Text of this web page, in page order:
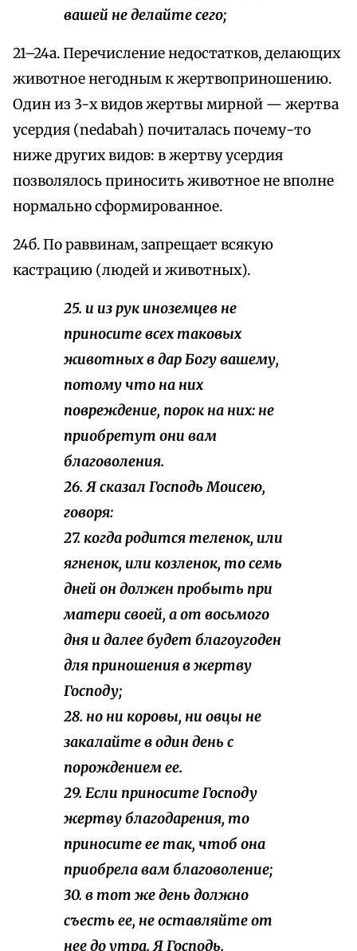
вашей не делайте сего;
21–24а. Перечисление недостатков, делающих
животное негодным к жертвоприношению.
Один из 3-х видов жертвы мирной — жертва
усердия (nedabah) почиталась почему-то
ниже других видов: в жертву усердия
позволялось приносить животное не вполне
нормально сформированное.
24б. По раввинам, запрещает всякую
кастрацию (людей и животных).
25. и из рук иноземцев не
приносите всех таковых
животных в дар Богу вашему,
потому что на них
повреждение, порок на них: не
приобретут они вам
благоволения.
26. Я сказал Господь Моисею,
говоря:
27. когда родится теленок, или
ягненок, или козленок, то семь
дней он должен пробыть при
матери своей, а от восьмого
дня и далее будет благоугоден
для приношения в жертву
Господу;
28. но ни коровы, ни овцы не
закалайте в один день с
порождением ее.
29. Если приносите Господу
жертву благодарения, то
приносите ее так, чтоб она
приобрела вам благоволение;
30. в тот же день должно
съесть ее, не оставляйте от
нее до утра. Я Господь.